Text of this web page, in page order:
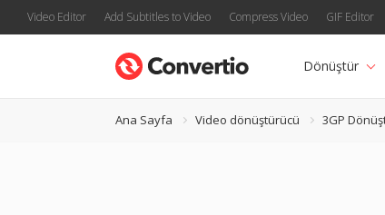
Video Editor Add Subtitles to Video Compress Video GIF Editor
Dönüştür
Ana Sayfa Video dönüştürücü 3GP